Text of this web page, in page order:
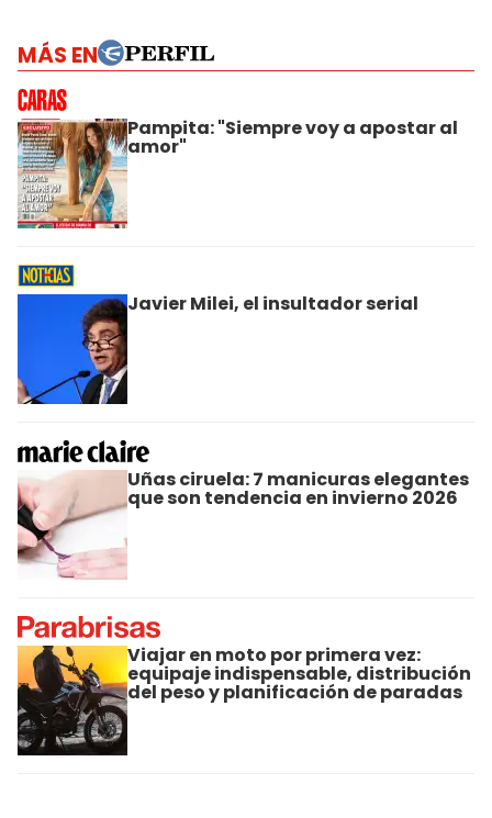
MÁS EN
Pampita: "Siempre voy a apostar al
amor"
Javier Milei, el insultador serial
Uñas ciruela: 7 manicuras elegantes
que son tendencia en invierno 2026
Viajar en moto por primera vez:
equipaje indispensable, distribución
del peso y planificación de paradas